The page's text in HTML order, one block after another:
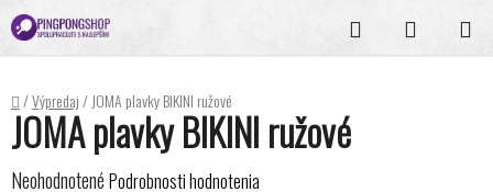
Prejsť
na
obsah
Hľadať
KOŠÍK
Domov
/Výpredaj/JOMA plavky BIKINI ružové
JOMA plavky BIKINI ružové
Priemerné
Neohodnotené Podrobnosti hodnotenia